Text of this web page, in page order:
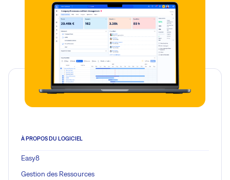
À PROPOS DU LOGICIEL
Easy8
Gestion des Ressources